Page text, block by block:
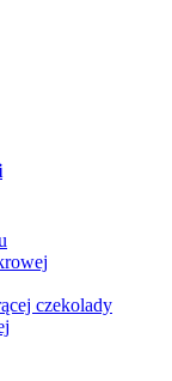
czekolady